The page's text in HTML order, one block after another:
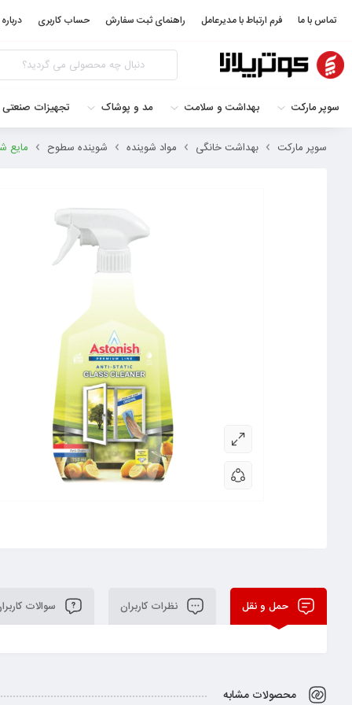
تماس با ما فرم ارتباط با مدیرعامل راهنمای ثبت سفارش حساب کاربری
سوپر مارکت بهداشت و سلامت مد و پوشاک تجهیزات
سوپر مارکت بهداشت خانگی مواد شوینده شوینده سطوح مایع
حمل و نقل نظرات کاربران سوالات
محصولات مشابه